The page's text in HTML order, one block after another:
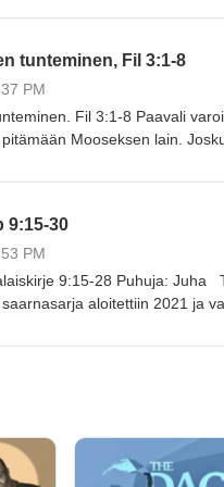
työ ja hänen
on sen kymmenes osa.
tunteminen, Fil 3:1-8
PM
Fil 3:1-8 Paavali
Mooseksen lain.
mutta piti sen roskana.
ja tämä saarna on
9:15-30
PM
9:15-28 Puhuja: Juha
aloitettiin 2021 ja